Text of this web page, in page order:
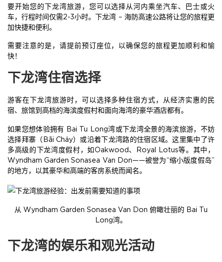
要开始您的下龙湾旅游，您可以选择从河内乘坐汽车、巴士或火
车，行程时间仅需2-3小时。下龙湾 – 海防高速公路将让您的旅程更
加快捷和便利。
需要注意的是，请提前预订座位，以确保您的旅程更加顺利和愉
快！
下龙湾住宿选择
游客在下龙湾旅游时，可以选择多种住宿方式，从经济实惠的民
宿、旅馆到高档的海滨度假村和面向海湾的豪华酒店都有。
如果您想体验拥有 Bai Tu Long湾或下龙湾全景的海滨旅游，不妨
选择拜寨（Bãi Cháy）或沿着下龙湾路的住宿区域。这里集中了许
多高级的下龙湾度假村，如Oakwood、Royal Lotus等。其中，
Wyndham Garden Sonasea Van Don——被誉为“缩小版度假岛”
的地方，以其豪华和高端的客房系统而闻名。
从 Wyndham Garden Sonasea Van Don 俯瞰壮丽的 Bai Tu
Long湾。
下龙湾的娱乐和观光活动